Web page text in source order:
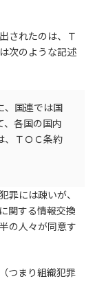
されたのは、Ｔ
次のような記述
、国連では国
、各国の国内
、ＴＯＣ条約
罪には疎いが、
関する情報交換
の人々が同意す
つまり組織犯罪